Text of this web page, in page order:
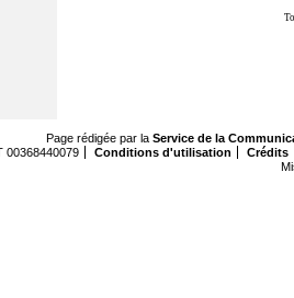
Page rédigée par la Service de la
00368440079
Conditions d'utilisation
Crédits